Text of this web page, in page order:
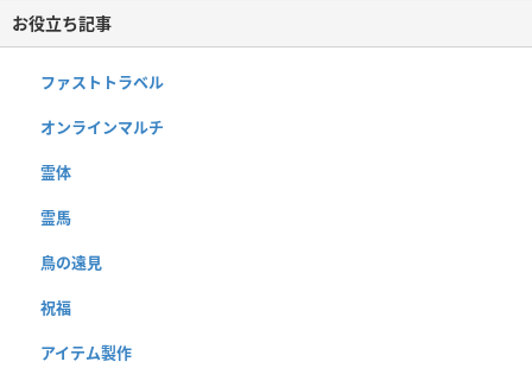
お役立ち記事
ファストトラベル
オンラインマルチ
霊体
霊馬
鳥の遠見
祝福
アイテム製作